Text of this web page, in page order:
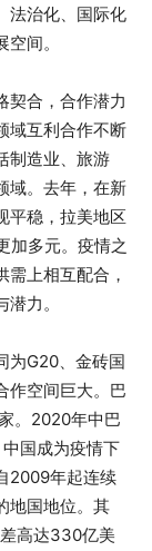
法治化、国际化
间。
契合，合作潜力
域互利合作不断
制造业、旅游
域。去年，在新
平稳，拉美地区
加多元。疫情之
上相互配合，
力。
为G20、金砖国
作空间巨大。巴
。2020年中巴
国成为疫情下
2009年起连续
地国地位。其
高达330亿美